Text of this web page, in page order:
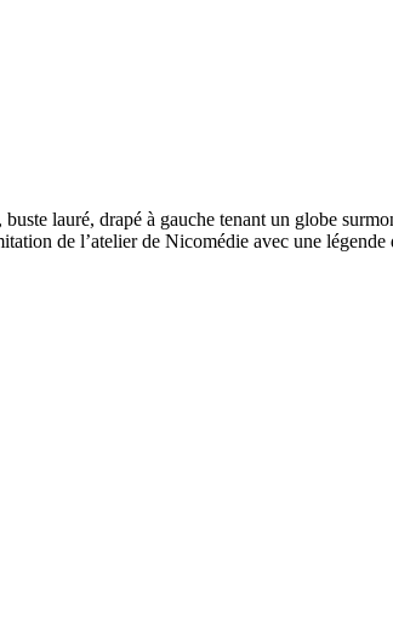
lauré, drapé à gauche tenant un globe
de l’atelier de Nicomédie avec une